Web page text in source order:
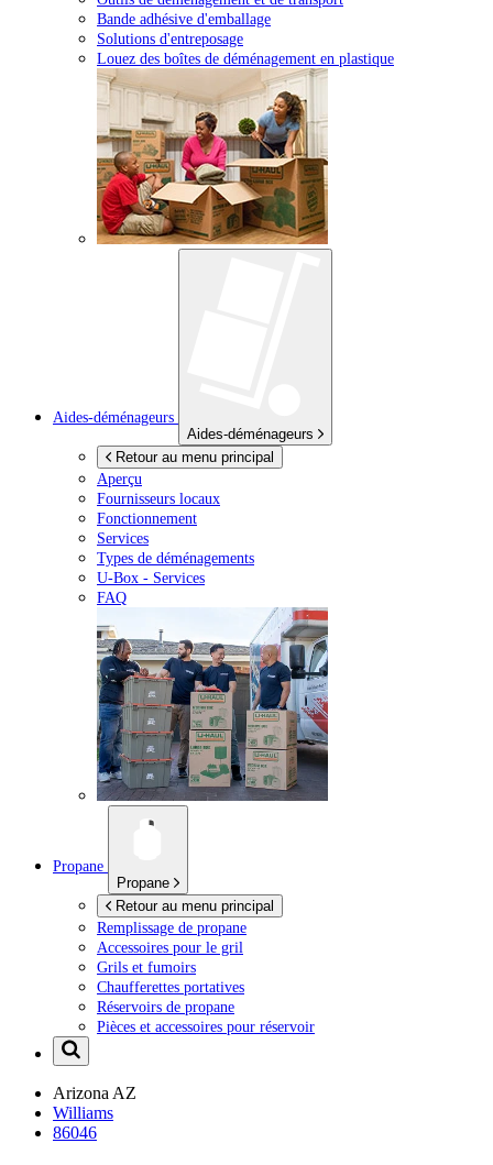
Bande adhésive d'emballage
Solutions d'entreposage
Louez des boîtes de déménagement en plastique
Aides-déménageurs
Aides-déménageurs
Retour au menu principal
Aperçu
Fournisseurs locaux
Fonctionnement
Services
Types de déménagements
U-Box - Services
FAQ
Propane
Propane
Retour au menu principal
Remplissage de propane
Accessoires pour le gril
Grils et fumoirs
Chaufferettes portatives
Réservoirs de propane
Pièces et accessoires pour réservoir
Arizona AZ
Williams
86046